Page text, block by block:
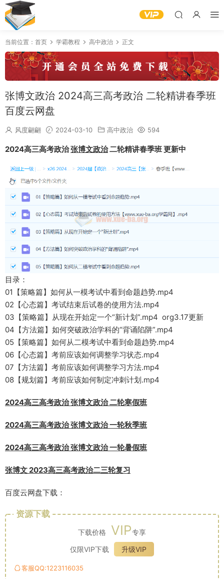
当前位置： 首页 学霸教程 高中政治 正文
张博文政治 2024高三高考政治 二轮精讲春季班
百度云网盘
风度翩翩 2024-03-10 高中政治 594
2024高三高考政治张博文政治二轮精讲春季班 更新中
目录：
01【策略篇】如何从一模考试中看到命题趋势.mp4
02【心态篇】考试结束后试卷的使用方法.mp4
03【策略篇】从现在开始定一个“新计划”.mp4 org3.17更新
04【方法篇】如何突破政治学科的“背诵陷阱”.mp4
05【策略篇】如何从二模考试中看到命题趋势.mp4
06【心态篇】考前应该如何调整学习状态.mp4
07【方法篇】考前应该如何调整学习方法.mp4
08【规划篇】考前应该如何制定冲刺计划.mp4
2024高三高考政治 张博文政治 二轮寒假班
2024高三高考政治 张博文政治 一轮秋季班
2024高三高考政治 张博文政治 一轮暑假班
张博文 2023高三高考政治二三轮复习
百度云网盘下载：
资源下载
下载价格 VIP专享
仅限VIP下载
升级VIP
客服QQ:1223116035